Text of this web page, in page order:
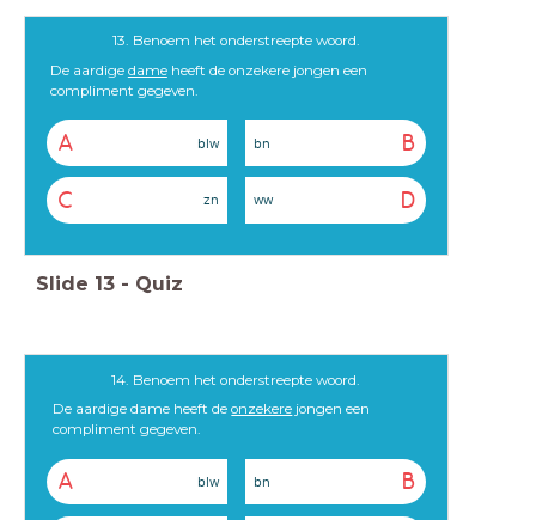
13. Benoem het onderstreepte woord.
De aardige dameheeft de onzekere jongen een
compliment gegeven.
A blw B
bn
C zn D
ww
Slide 13 - Quiz
14. Benoem het onderstreepte woord.
De aardige dame heeft deonzekere jongen een
compliment gegeven.
A blw B
bn